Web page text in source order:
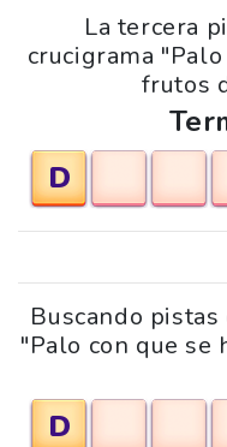
La tercera
crucigrama
frutos
D
Buscando
"Palo con que se
D